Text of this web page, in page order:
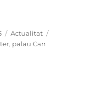
Categories
Actualitat
, palau Can